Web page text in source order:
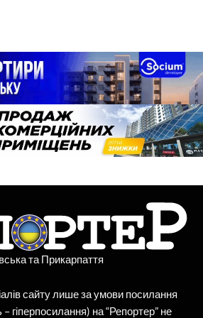
та Прикарпаття
сайту лише за умови посилання
гіперпосилання) на “Репортер” не